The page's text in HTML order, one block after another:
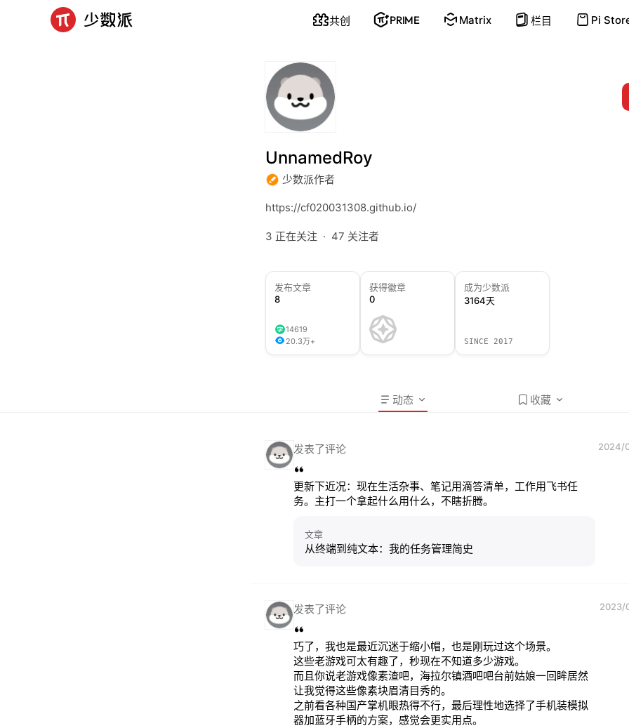
共创 PRIME Matrix 栏目 Pi
UnnamedRoy
少数派作者
https://cf020031308.github.io/
3 正在关注 47 关注者
发布文章
8
14619
20.3万+
获得徽章
0
成为少数派
3164天
SINCE 2017
动态 收藏
发表了评论 2024/
更新下近况：现在生活杂事、笔记用滴答清单，工作用飞书任
务。主打一个拿起什么用什么，不瞎折腾。
文章
从终端到纯文本：我的任务管理简史
发表了评论 2023/
巧了，我也是最近沉迷于缩小帽，也是刚玩过这个场景。
这些老游戏可太有趣了，秒现在不知道多少游戏。
而且你说老游戏像素渣吧，海拉尔镇酒吧吧台前姑娘一回眸居然
让我觉得这些像素块眉清目秀的。
之前看各种国产掌机眼热得不行，最后理性地选择了手机装模拟
器加蓝牙手柄的方案，感觉会更实用点。